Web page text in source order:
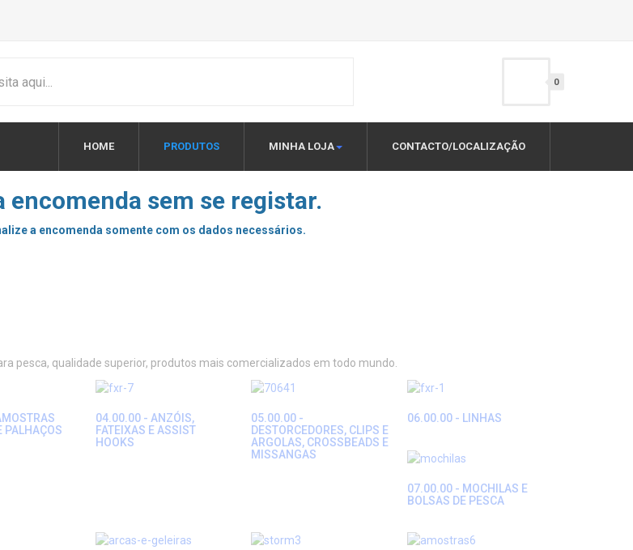
0
HOME PRODUTOS MINHA LOJA CONTACTO/LOCALIZAÇÃO
encomenda sem se registar.
a encomenda somente com os dados necessários.
pesca, qualidade superior, produtos mais comercializados em todo mundo.
PALHAÇOS
04.00.00 - ANZÓIS,
FATEIXAS E ASSIST
HOOKS
05.00.00 -
DESTORCEDORES, CLIPS E
ARGOLAS, CROSSBEADS E
MISSANGAS
06.00.00 - LINHAS
07.00.00 - MOCHILAS E
BOLSAS DE PESCA